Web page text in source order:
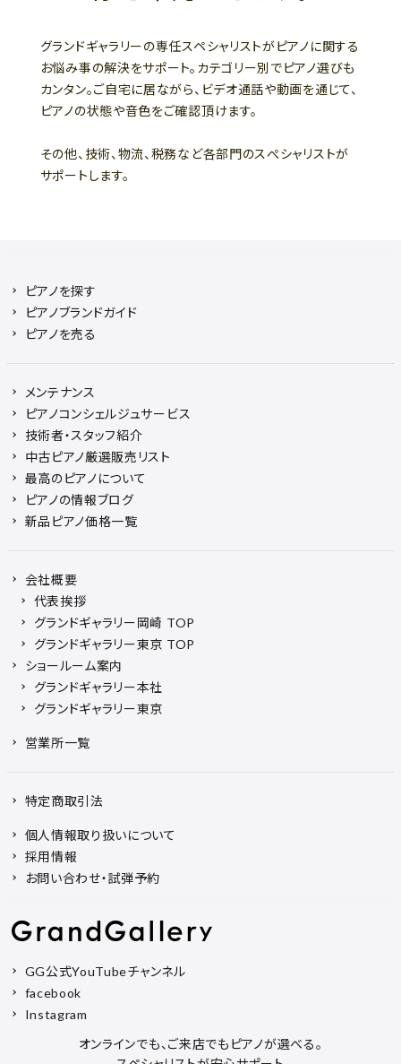
グランドギャラリーの専任スペシャリストがピアノに関する
お悩み事の解決をサポート。カテゴリー別でピアノ選びも
カンタン。ご自宅に居ながら、ビデオ通話や動画を通じて、
ピアノの状態や音色をご確認頂けます。
その他、技術、物流、税務など各部門のスぺシャリストが
サポートします。
ピアノを探す
ピアノブランドガイド
ピアノを売る
メンテナンス
ピアノコンシェルジュサービス
技術者・スタッフ紹介
中古ピアノ厳選販売リスト
最高のピアノについて
ピアノの情報ブログ
新品ピアノ価格一覧
会社概要
代表挨拶
グランドギャラリー岡崎 TOP
グランドギャラリー東京 TOP
ショールーム案内
グランドギャラリー本社
グランドギャラリー東京
営業所一覧
特定商取引法
個人情報取り扱いについて
採用情報
お問い合わせ・試弾予約
GG公式YouTubeチャンネル
facebook
Instagram
オンラインでも、ご来店でもピアノが選べる。